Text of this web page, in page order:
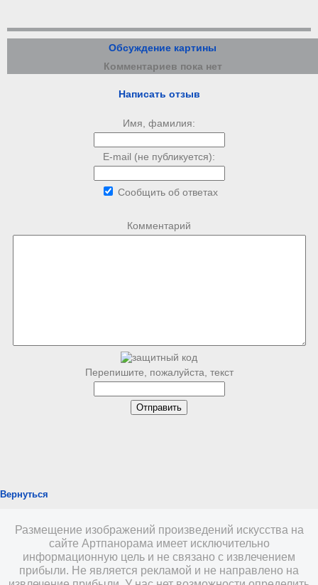
Обсуждение картины
Комментариев пока нет
Написать отзыв
Имя, фамилия:
E-mail (не публикуется):
Сообщить об ответах
Комментарий
Перепишите, пожалуйста, текст
Вернуться
Размещение изображений произведений искусства на
сайте Артпанорама имеет исключительно
информационную цель и не связано с извлечением
прибыли. Не является рекламой и не направлено на